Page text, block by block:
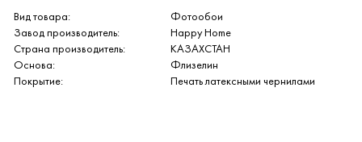
Вид товара:
Фотообои
Завод производитель:
Happy Home
Страна производитель:
КАЗАХСТАН
Основа:
Флизелин
Покрытие:
Печать латексными чернилами